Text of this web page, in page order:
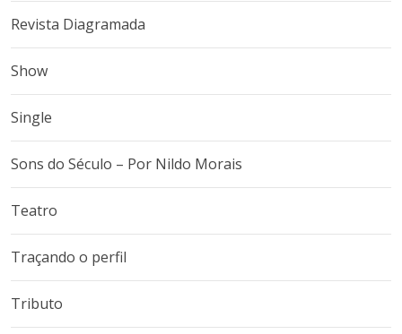
Revista Diagramada
Show
Single
Sons do Século – Por Nildo Morais
Teatro
Traçando o perfil
Tributo